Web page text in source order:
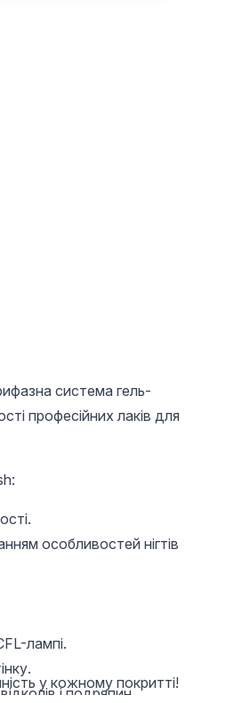
Універсальне
верхнє покриття без
липкого шару Global
система гель-
професійних лаків для
особливостей нігтів
лампі.
і подряпин
у кожному покритті!